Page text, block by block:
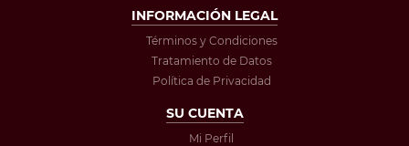
INFORMACIÓN LEGAL
Términos y Condiciones
Tratamiento de Datos
Política de Privacidad
SU CUENTA
Mi Perfil